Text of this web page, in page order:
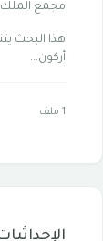
مجمع
هذا البحث
أركون...
1 ملف